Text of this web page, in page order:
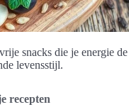
snacks die je energie de
levensstijl.
recepten